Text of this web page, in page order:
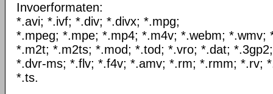
Invoerformaten:
*.avi; *.ivf; *.div; *.divx; *.mpg;
*.mpeg; *.mpe; *.mp4; *.m4v; *.webm; *.wmv;
*.m2t; *.m2ts; *.mod; *.tod; *.vro; *.dat;
*.dvr-ms; *.flv; *.f4v; *.amv; *.rm; *.rmm; *.rv;
*.ts.